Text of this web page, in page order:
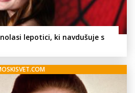
lepotici, ki navdušuje s